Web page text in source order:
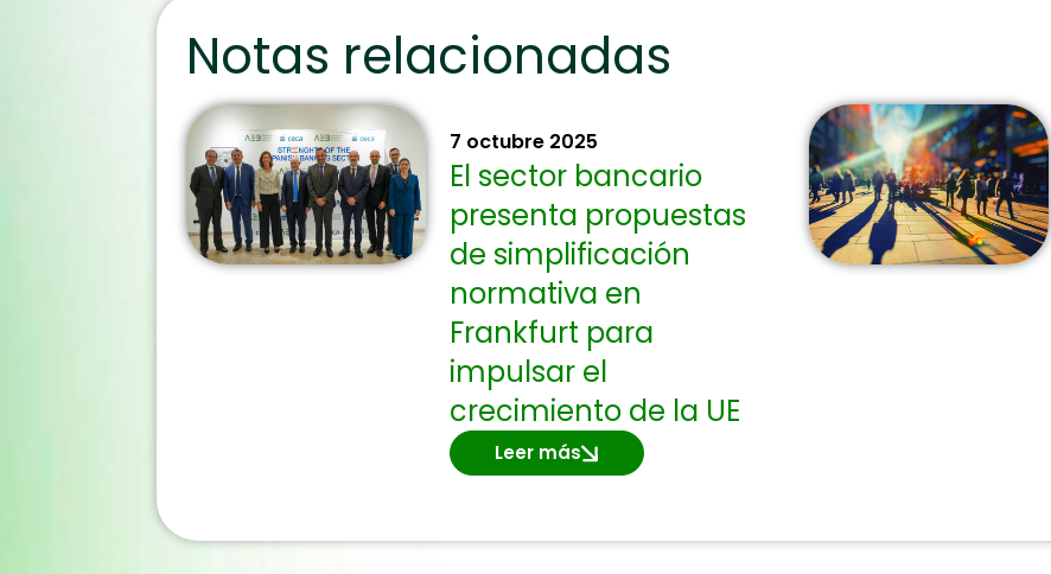
Notas relacionadas
7 octubre 2025
El sector bancario
presenta propuestas
de simplificación
normativa en
Frankfurt para
impulsar el
crecimiento de la UE
Leer más